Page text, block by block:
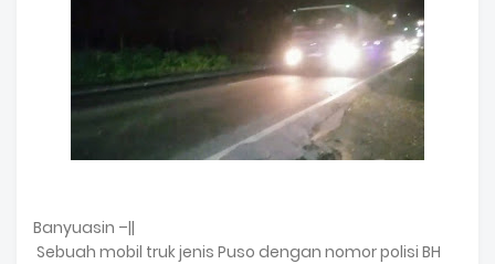
Banyuasin –||
Sebuah mobil truk jenis Puso dengan nomor polisi BH